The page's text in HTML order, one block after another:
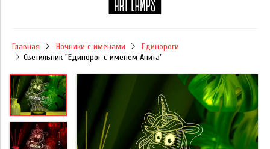
Главная Ночники с именами
Единороги
Светильник "Единорог с именем Анита"